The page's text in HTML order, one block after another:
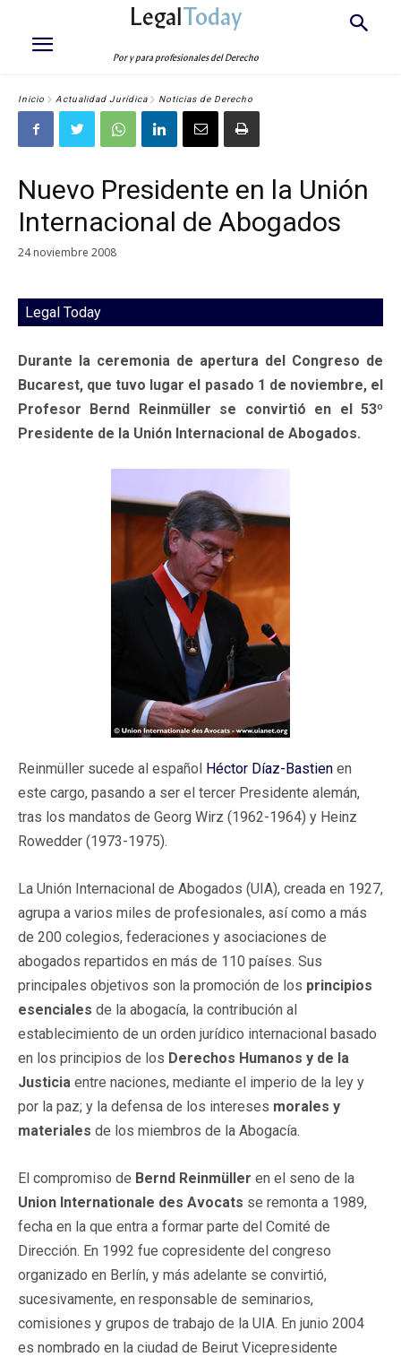
LegalToday
Por y para profesionales del Derecho
Inicio Actualidad Jurídica Noticias de Derecho
Nuevo Presidente en la Unión
Internacional de Abogados
24 noviembre 2008
Legal Today
Durante la ceremonia de apertura del Congreso de
Bucarest, que tuvo lugar el pasado 1 de noviembre, el
Profesor Bernd Reinmüller se convirtió en el 53º
Presidente de la Unión Internacional de Abogados.
Reinmüller sucede al español Héctor Díaz-Bastien en
este cargo, pasando a ser el tercer Presidente alemán,
tras los mandatos de Georg Wirz (1962-1964) y Heinz
Rowedder (1973-1975).
La Unión Internacional de Abogados (UIA), creada en 1927,
agrupa a varios miles de profesionales, así como a más
de 200 colegios, federaciones y asociaciones de
abogados repartidos en más de 110 países. Sus
principales objetivos son la promoción de los principios
esenciales de la abogacía, la contribución al
establecimiento de un orden jurídico internacional basado
en los principios de los Derechos Humanos y de la
Justicia entre naciones, mediante el imperio de la ley y
por la paz; y la defensa de los intereses morales y
materiales de los miembros de la Abogacía.
El compromiso de Bernd Reinmüller en el seno de la
Union Internationale des Avocats se remonta a 1989,
fecha en la que entra a formar parte del Comité de
Dirección. En 1992 fue copresidente del congreso
organizado en Berlín, y más adelante se convirtió,
sucesivamente, en responsable de seminarios,
comisiones y grupos de trabajo de la UIA. En junio 2004
es nombrado en la ciudad de Beirut Vicepresidente